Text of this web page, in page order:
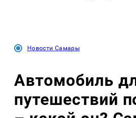
Новости Самары
Автомобиль
путешествий